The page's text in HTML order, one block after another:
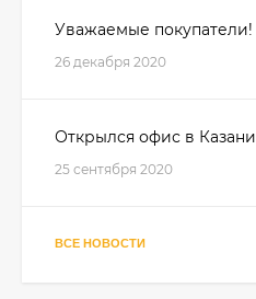
Уважаемые покупатели!
26 декабря 2020
Открылся офис в Казани
25 сентября 2020
ВСЕ НОВОСТИ